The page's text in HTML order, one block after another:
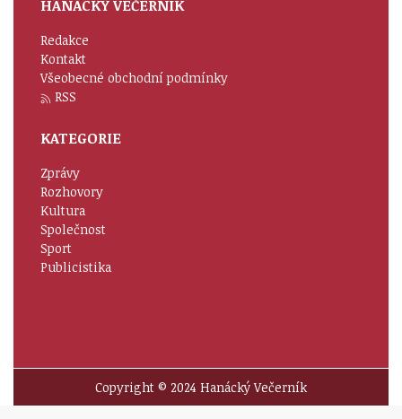
HANÁCKÝ VEČERNÍK
Redakce
Kontakt
Všeobecné obchodní podmínky
RSS
KATEGORIE
Zprávy
Rozhovory
Kultura
Společnost
Sport
Publicistika
Copyright © 2024 Hanácký Večerník